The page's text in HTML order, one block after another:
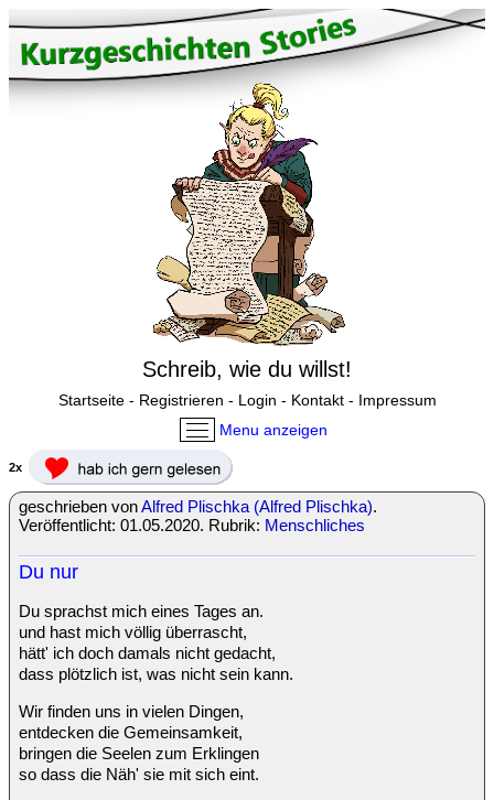
Schreib, wie du willst!
Startseite- Registrieren - Login - Kontakt- Impressum
Menu anzeigen
2x
geschrieben vonAlfred Plischka (Alfred Plischka).
Veröffentlicht: 01.05.2020. Rubrik: Menschliches
Du nur
Du sprachst mich eines Tages an.
und hast mich völlig überrascht,
hätt' ich doch damals nicht gedacht,
dass plötzlich ist, was nicht sein kann.
Wir finden uns in vielen Dingen,
entdecken die Gemeinsamkeit,
bringen die Seelen zum Erklingen
so dass die Näh' sie mit sich eint.